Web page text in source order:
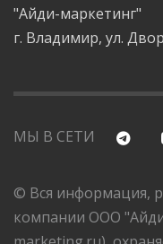
"Айди-маркетинг"
г. Владимир, ул.
МЫ В СЕТИ
© Вся информация,
компании ООО